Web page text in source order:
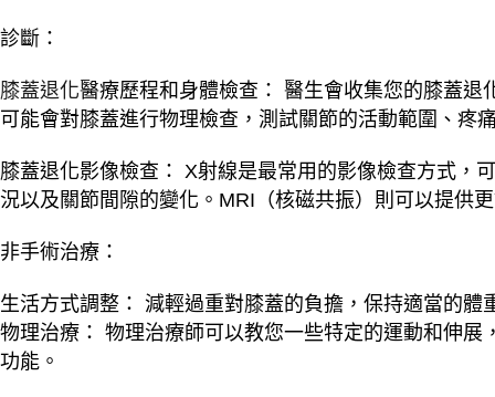
診斷：
膝蓋退化醫療歷程和身體檢查： 醫生會收集您的膝蓋
可能會對膝蓋進行物理檢查，測試關節的活動範圍、疼
膝蓋退化影像檢查： X射線是最常用的影像檢查方式，
況以及關節間隙的變化。MRI（核磁共振）則可以提供
非手術治療：
生活方式調整： 減輕過重對膝蓋的負擔，保持適當的體
物理治療： 物理治療師可以教您一些特定的運動和伸
功能。